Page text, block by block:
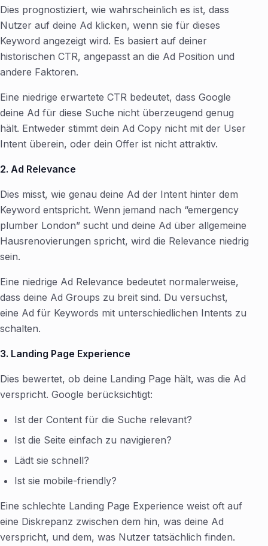
Dies prognostiziert, wie wahrscheinlich es ist, dass
Nutzer auf deine Ad klicken, wenn sie für dieses
Keyword angezeigt wird. Es basiert auf deiner
historischen CTR, angepasst an die Ad Position und
andere Faktoren.
Eine niedrige erwartete CTR bedeutet, dass Google
deine Ad für diese Suche nicht überzeugend genug
hält. Entweder stimmt dein Ad Copy nicht mit der User
Intent überein, oder dein Offer ist nicht attraktiv.
2. Ad Relevance
Dies misst, wie genau deine Ad der Intent hinter dem
Keyword entspricht. Wenn jemand nach “emergency
plumber London” sucht und deine Ad über allgemeine
Hausrenovierungen spricht, wird die Relevance niedrig
sein.
Eine niedrige Ad Relevance bedeutet normalerweise,
dass deine Ad Groups zu breit sind. Du versuchst,
eine Ad für Keywords mit unterschiedlichen Intents zu
schalten.
3. Landing Page Experience
Dies bewertet, ob deine Landing Page hält, was die Ad
verspricht. Google berücksichtigt:
Ist der Content für die Suche relevant?
Ist die Seite einfach zu navigieren?
Lädt sie schnell?
Ist sie mobile-friendly?
Eine schlechte Landing Page Experience weist oft auf
eine Diskrepanz zwischen dem hin, was deine Ad
verspricht, und dem, was Nutzer tatsächlich finden.